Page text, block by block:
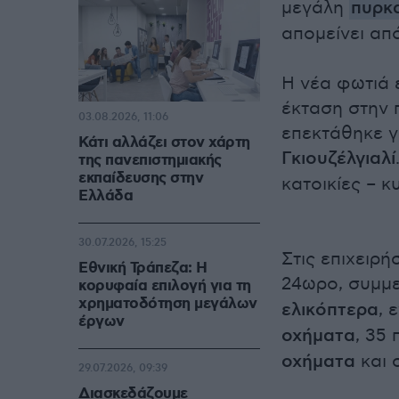
μεγάλη
απομείνει
Η νέα φωτιά
έκταση στην
επεκτάθηκε
Γκιουζέλγιαλί
κατοικίες –
Στις
24ωρο,
ελικόπτερα,
οχήματα, 35
οχήματα και
Κάτι αλλάζει στον χάρτη
της πανεπιστημιακής
εκπαίδευσης στην
Ελλάδα
03.08.2026, 11:06
Εθνική Τράπεζα: Η
κορυφαία επιλογή για τη
χρηματοδότηση μεγάλων
έργων
30.07.2026, 15:25
Διασκεδάζουμε
29.07.2026, 09:39